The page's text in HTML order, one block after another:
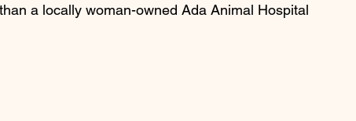
a locally woman-owned Ada Animal Hospital